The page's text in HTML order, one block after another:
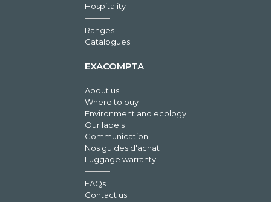
Hospitality
Ranges
Catalogues
EXACOMPTA
About us
Where to buy
Environment and ecology
Our labels
Communication
Nos guides d'achat
Luggage warranty
FAQs
Contact us